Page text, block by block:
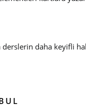
derslerin daha keyifli